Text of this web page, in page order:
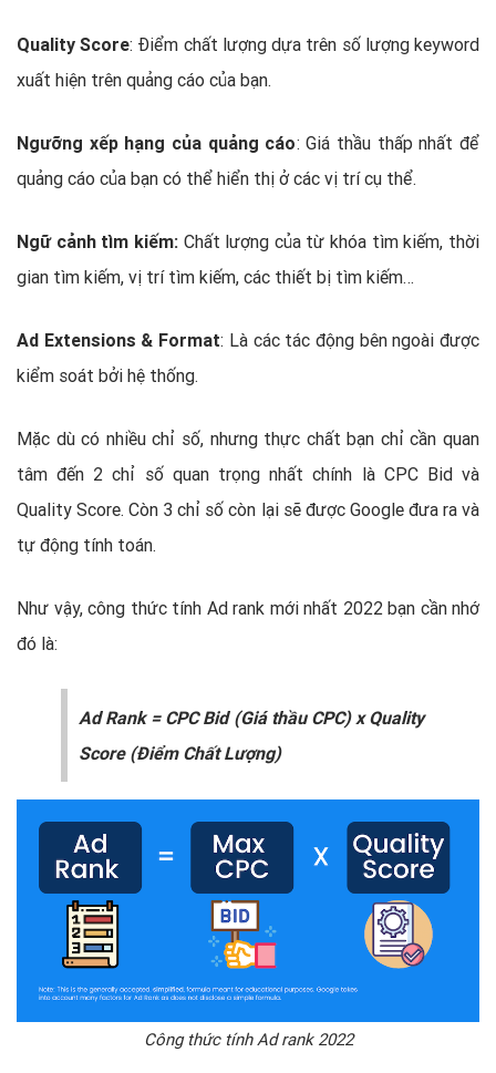
Quality Score: Điểm chất lượng dựa trên số lượng keyword
xuất hiện trên quảng cáo của bạn.
Ngưỡng xếp hạng của quảng cáo: Giá thầu thấp nhất để
quảng cáo của bạn có thể hiển thị ở các vị trí cụ thể.
Ngữ cảnh tìm kiếm:Chất lượng của từ khóa tìm kiếm, thời
gian tìm kiếm, vị trí tìm kiếm, các thiết bị tìm kiếm…
Ad Extensions & Format: Là các tác động bên ngoài được
kiểm soát bởi hệ thống.
Mặc dù có nhiều chỉ số, nhưng thực chất bạn chỉ cần quan
tâm đến 2 chỉ số quan trọng nhất chính là CPC Bid và
Quality Score. Còn 3 chỉ số còn lại sẽ được Google đưa ra và
tự động tính toán.
Như vậy, công thức tính Ad rank mới nhất 2022 bạn cần nhớ
đó là:
Ad Rank = CPC Bid (Giá thầu CPC) x Quality
Score (Điểm Chất Lượng)
Công thức tính Ad rank 2022